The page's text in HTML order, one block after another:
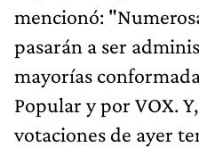
mencionó:
pasarán a ser
mayorías
Popular y por VOX.
votaciones de ayer